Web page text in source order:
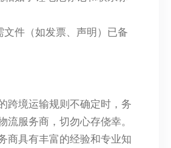
文件（如发票、声明）已备
跨境运输规则不确定时，务
流服务商，切勿心存侥幸。
商具有丰富的经验和专业知